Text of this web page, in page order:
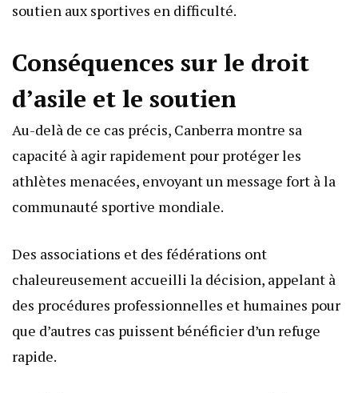
soutien aux sportives en difficulté.
Conséquences sur le droit
d’asile et le soutien
Au-delà de ce cas précis, Canberra montre sa
capacité à agir rapidement pour protéger les
athlètes menacées, envoyant un message fort à la
communauté sportive mondiale.
Des associations et des fédérations ont
chaleureusement accueilli la décision, appelant à
des procédures professionnelles et humaines pour
que d’autres cas puissent bénéficier d’un refuge
rapide.